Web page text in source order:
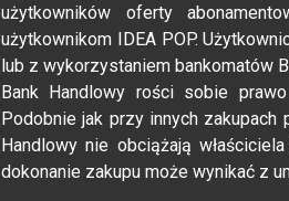
użytkowników oferty
użytkownikom IDEA POP.
lub z wykorzystaniem bankomatów
Bank Handlowy rości sobie
Podobnie jak przy innych
Handlowy nie obciążają
dokonanie zakupu może wynikać z